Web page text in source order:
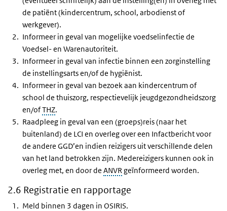
de patiënt (kindercentrum, school, arbodienst of
werkgever).
Informeer in geval van mogelijke voedselinfectie de
Voedsel- en Warenautoriteit.
Informeer in geval van infectie binnen een zorginstelling
de instellingsarts en/of de hygiënist.
Informeer in geval van bezoek aan kindercentrum of
school de thuiszorg, respectievelijk jeugdgezondheidszorg
en/ofTHZ.
Raadpleeg in geval van een (groeps)reis (naar het
buitenland) de LCI en overleg over een Infactbericht voor
de andere GGD’en indien reizigers uit verschillende delen
van het land betrokken zijn. Medereizigers kunnen ook in
overleg met, en door de ANVRgeïnformeerd worden.
2.6 Registratie en rapportage
Meld binnen 3 dagen in OSIRIS.